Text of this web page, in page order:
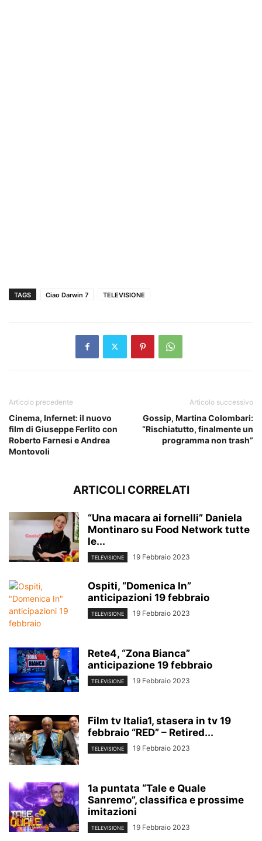
TAGS Ciao Darwin 7 TELEVISIONE
Articolo precedente
Cinema, Infernet: il nuovo
film di Giuseppe Ferlito con
Roberto Farnesi e Andrea
Montovoli
Articolo successivo
Gossip, Martina Colombari:
“Rischiatutto, finalmente un
programma non trash”
ARTICOLI CORRELATI
“Una macara ai fornelli” Daniela
Montinaro su Food Network tutte
le...
TELEVISIONE 19 Febbraio 2023
Ospiti, “Domenica In”
anticipazioni 19 febbraio
TELEVISIONE 19 Febbraio 2023
Rete4, “Zona Bianca”
anticipazione 19 febbraio
TELEVISIONE 19 Febbraio 2023
Film tv Italia1, stasera in tv 19
febbraio “RED” – Retired...
TELEVISIONE 19 Febbraio 2023
1a puntata “Tale e Quale
Sanremo”, classifica e prossime
imitazioni
TELEVISIONE 19 Febbraio 2023